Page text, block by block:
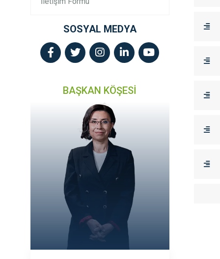
SOSYAL MEDYA
BAŞKAN KÖŞESİ